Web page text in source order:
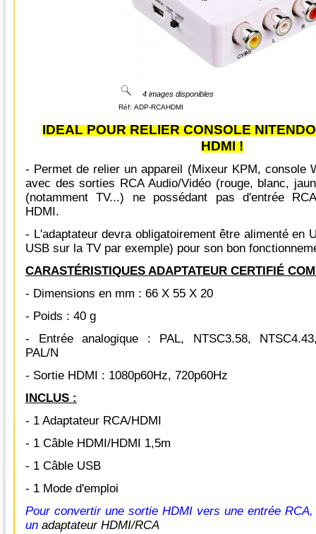
4 images disponibles
Réf: ADP-RCAHDMI
IDEAL POUR RELIER CONSOLE
HDMI !
- Permet de relier un appareil (Mixeur KPM, console
avec des sorties RCA Audio/Vidéo (rouge, blanc,
(notamment TV...) ne possédant pas d'entrée
HDMI.
- L'adaptateur devra obligatoirement être alimenté en
USB sur la TV par exemple) pour son bon
CARASTÉRISTIQUES ADAPTATEUR CERTIFIÉ
- Dimensions en mm : 66 X 55 X 20
- Poids : 40 g
- Entrée analogique : PAL, NTSC3.58,
PAL/N
- Sortie HDMI : 1080p60Hz, 720p60Hz
INCLUS :
- 1 Adaptateur RCA/HDMI
- 1 Câble HDMI/HDMI 1,5m
- 1 Câble USB
- 1 Mode d'emploi
Pour convertir une sortie HDMI vers une entrée
un adaptateur HDMI/RCA